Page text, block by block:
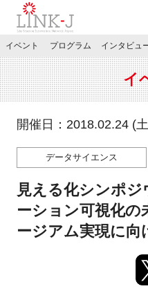
JP
特別会員専用メニュー
施設ご予約
イベント プログラム インタビュ
イ
開催日：2018.02.24 (
データサイエンス
見える化シンポジ
ーション可視化の
ージアム実現に向